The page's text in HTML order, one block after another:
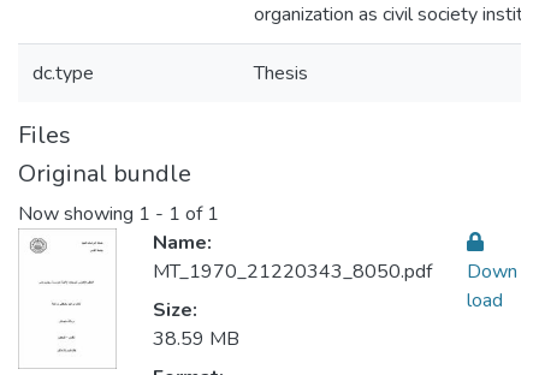
organization as civil society
dc.type Thesis
Files
Original bundle
Now showing 1 - 1 of 1
Name:
MT_1970_21220343_8050.pdf
Size:
38.59 MB
Down
load